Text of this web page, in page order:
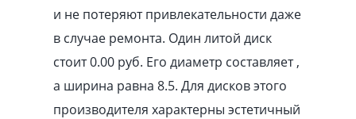
и не потеряют привлекательности даже
в случае ремонта. Один литой диск
стоит 0.00 pуб. Его диаметр составляет ,
а ширина равна 8.5. Для дисков этого
производителя характерны эстетичный